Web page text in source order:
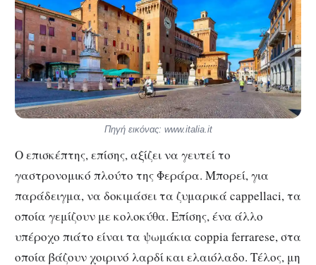
Πηγή εικόνας: www.italia.it
Ο επισκέπτης, επίσης, αξίζει να γευτεί το
γαστρονομικό πλούτο της Φεράρα. Μπορεί, για
παράδειγμα, να δοκιμάσει τα ζυμαρικά cappellaci, τα
οποία γεμίζουν με κολοκύθα. Επίσης, ένα άλλο
υπέροχο πιάτο είναι τα ψωμάκια coppia ferrarese, στα
οποία βάζουν χοιρινό λαρδί και ελαιόλαδο. Τέλος, μη